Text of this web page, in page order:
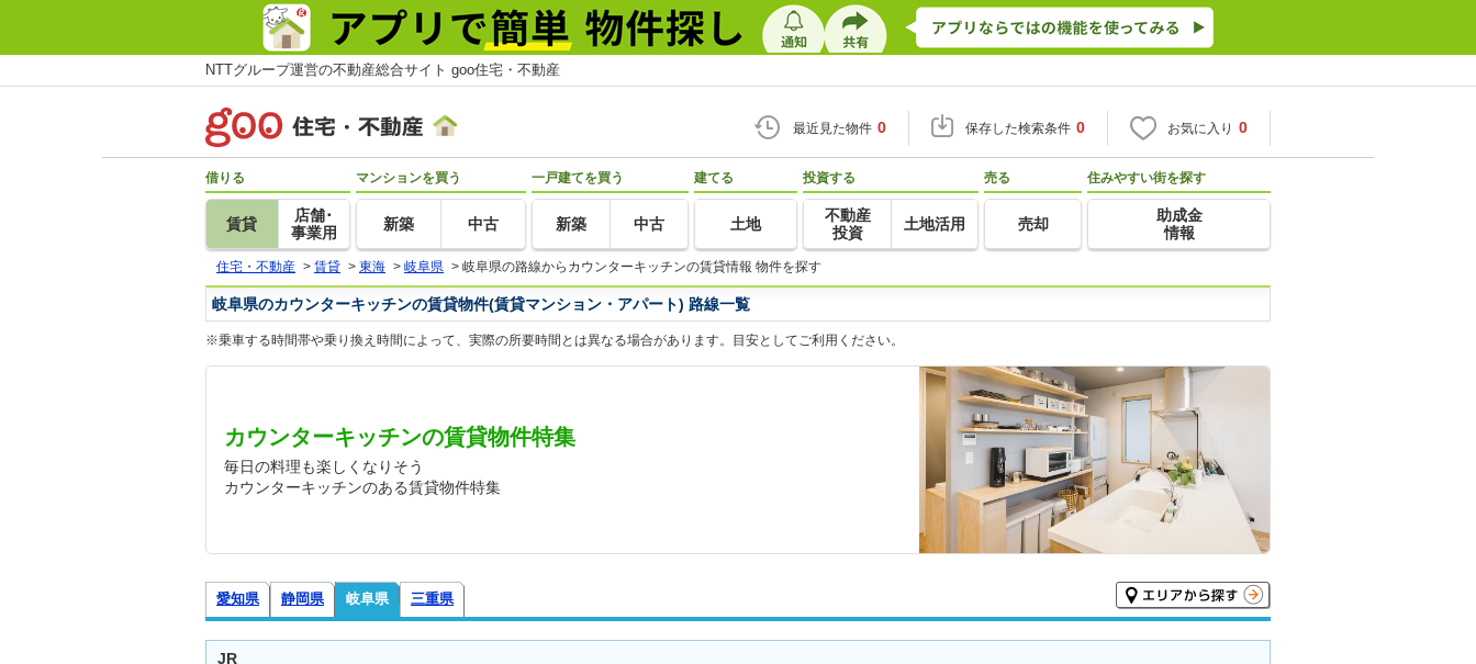
NTTグループ運営の不動産総合サイト goo住宅・不動産
最近見た物件 0 保存した検索条件 0 お気に入り 0
借りる
賃貸
店舗･
事業用
マンションを買う
新築 中古
一戸建てを買う
新築 中古
建てる
土地
投資する
不動産
投資
土地活用
売る
売却
住みやすい街を探す
助成金
情報
住宅・不動産 > 賃貸 > 東海 > 岐阜県 > 岐阜県の路線からカウンターキッチンの賃貸情報 物件を探す
岐阜県のカウンターキッチンの賃貸物件(賃貸マンション・アパート) 路線一覧
※乗車する時間帯や乗り換え時間によって、実際の所要時間とは異なる場合があります。目安としてご利用ください。
カウンターキッチンの賃貸物件特集
毎日の料理も楽しくなりそう
カウンターキッチンのある賃貸物件特集
愛知県 静岡県 岐阜県 三重県
JR